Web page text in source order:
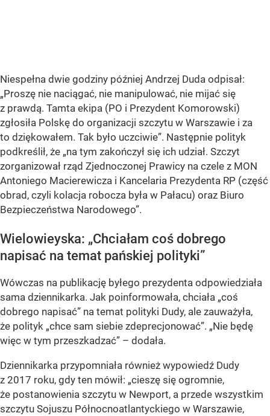
Niespełna dwie godziny później Andrzej Duda odpisał:
„Proszę nie naciągać, nie manipulować, nie mijać się
z prawdą. Tamta ekipa (PO i Prezydent Komorowski)
zgłosiła Polskę do organizacji szczytu w Warszawie i za
to dziękowałem. Tak było uczciwie”. Następnie polityk
podkreślił, że „na tym zakończył się ich udział. Szczyt
zorganizował rząd Zjednoczonej Prawicy na czele z MON
Antoniego Macierewicza i Kancelaria Prezydenta RP (część
obrad, czyli kolacja robocza była w Pałacu) oraz Biuro
Bezpieczeństwa Narodowego”.
Wielowieyska: „Chciałam coś dobrego
napisać na temat pańskiej polityki”
Wówczas na publikację byłego prezydenta odpowiedziała
sama dziennikarka. Jak poinformowała, chciała „coś
dobrego napisać” na temat polityki Dudy, ale zauważyła,
że polityk „chce sam siebie zdeprecjonować”. „Nie będę
więc w tym przeszkadzać” – dodała.
Dziennikarka przypomniała również wypowiedź Dudy
z 2017 roku, gdy ten mówił: „cieszę się ogromnie,
że postanowienia szczytu w Newport, a przede wszystkim
szczytu Sojuszu Północnoatlantyckiego w Warszawie,